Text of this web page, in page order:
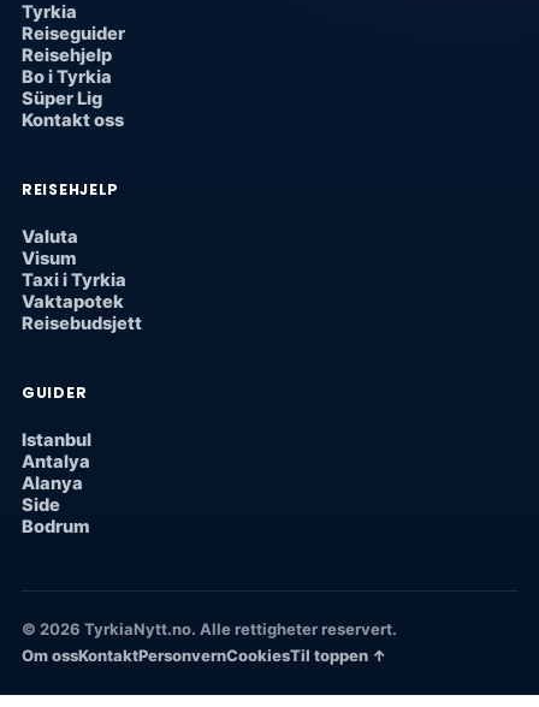
Tyrkia
Reiseguider
Reisehjelp
Bo i Tyrkia
Süper Lig
Kontakt oss
REISEHJELP
Valuta
Visum
Taxi i Tyrkia
Vaktapotek
Reisebudsjett
GUIDER
Istanbul
Antalya
Alanya
Side
Bodrum
© 2026 TyrkiaNytt.no. Alle rettigheter reservert.
Om ossKontaktPersonvernCookiesTil toppen ↑